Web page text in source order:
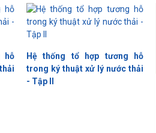
hỗ
Hệ thống tổ hợp tương hỗ
trong ký thuật xử lý nước thải
- Tập II